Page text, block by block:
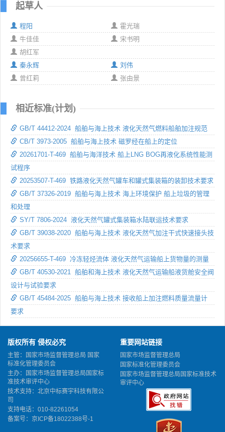
起草人
程阳
霍光瑞
牛佳佳
宋书明
胡红军
秦永辉
刘伟
曾红莉
张由景
相近标准(计划)
GB/T 44412-2024 船舶与海上技术 液化天然气燃料船舶加注规范
CB/T 3973-2005 船舶与海上技术 磁罗经在船上的定位
20261701-T-469 船舶与海洋技术 船上LNG BOG再液化系统性能测
试程序
20253507-T-469 铁路液化天然气罐车和罐式集装箱的装卸技术要求
GB/T 37326-2019 船舶与海上技术 海上环境保护 船上垃圾的管理
和处理
SY/T 7806-2024 液化天然气罐式集装箱水陆联运技术要求
GB/T 39038-2020 船舶与海上技术 液化天然气加注干式快速接头技
术要求
20256655-T-469 冷冻轻烃流体 液化天然气运输船上货物量的测量
GB/T 40530-2021 船舶和海上技术 液化天然气运输船液货舱安全阀
设计与试验要求
GB/T 45484-2025 船舶与海上技术 接收船上加注燃料质量流量计
要求
版权所有 侵权必究
主管：国家市场监督管理总局 国家
标准化管理委员会
主办：国家市场监督管理总局国家标
准技术审评中心
技术支持：北京中标赛宇科技有限公
司
支持电话：010-82261054
备案号： 京ICP备18022388号-1
重要网站链接
国家市场监督管理总局
国家标准化管理委员会
国家市场监督管理总局国家标准技术
审评中心